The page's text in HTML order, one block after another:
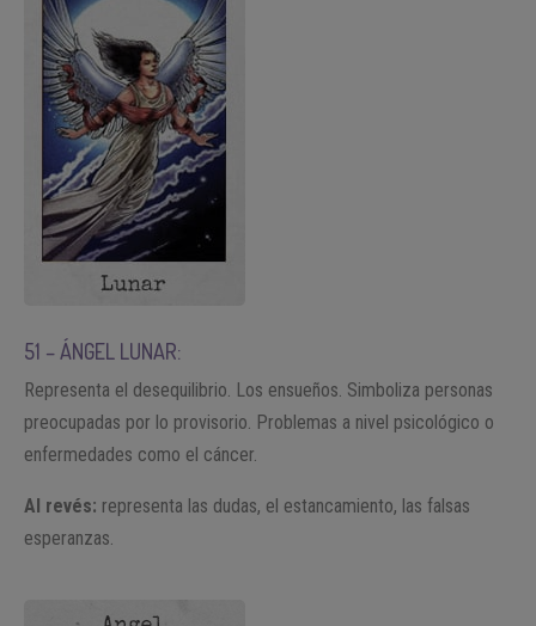
51 – ÁNGEL LUNAR:
Representa el desequilibrio. Los ensueños. Simboliza personas
preocupadas por lo provisorio. Problemas a nivel psicológico o
enfermedades como el cáncer.
Al revés: representa las dudas, el estancamiento, las falsas
esperanzas.